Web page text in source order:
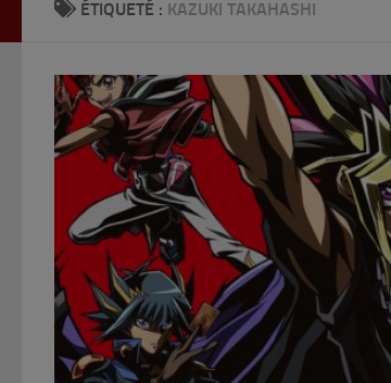
ÉTIQUETÉ : KAZUKI TAKAHASHI